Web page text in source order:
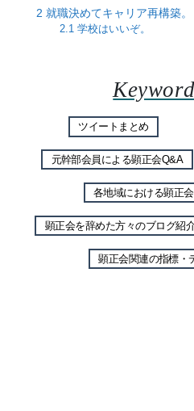
2 就職決めてキャリア再構築。
2.1 学校はいいぞ。
ツイートまとめ
元幹部会員による顕正会Q&A
各地域における顕正
顕正会を辞めた方々のブログ紹
顕正会関連の指標・